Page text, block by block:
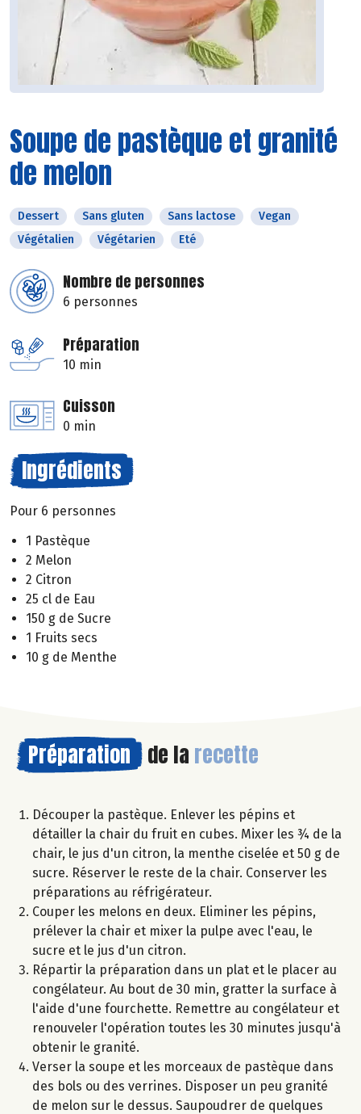
Soupe de pastèque et granité
de melon
Dessert Sans gluten Sans lactose
Vegan
Végétalien
Végétarien Eté
Nombre de personnes
6 personnes
Préparation
10 min
Cuisson
0 min
Ingrédients
Pour 6 personnes
1 Pastèque
2 Melon
2 Citron
25 cl de Eau
150 g de Sucre
1 Fruits secs
10 g de Menthe
Préparation de la recette
Découper la pastèque. Enlever les pépins et
détailler la chair du fruit en cubes. Mixer les ¾ de la
chair, le jus d'un citron, la menthe ciselée et 50 g de
sucre. Réserver le reste de la chair. Conserver les
préparations au réfrigérateur.
Couper les melons en deux. Eliminer les pépins,
prélever la chair et mixer la pulpe avec l'eau, le
sucre et le jus d'un citron.
Répartir la préparation dans un plat et le placer au
congélateur. Au bout de 30 min, gratter la surface à
l'aide d'une fourchette. Remettre au congélateur et
renouveler l'opération toutes les 30 minutes jusqu'à
obtenir le granité.
Verser la soupe et les morceaux de pastèque dans
des bols ou des verrines. Disposer un peu granité
de melon sur le dessus. Saupoudrer de quelques